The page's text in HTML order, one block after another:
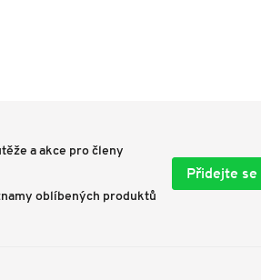
a akce pro členy
oblíbených produktů
Přidejte